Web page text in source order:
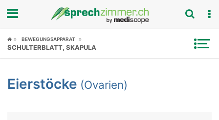
Fokus
Symptome
BEWEGUNGSAPPARAT
SCHULTERBLATT, SKAPULA
Eierstöcke (Ovarien)